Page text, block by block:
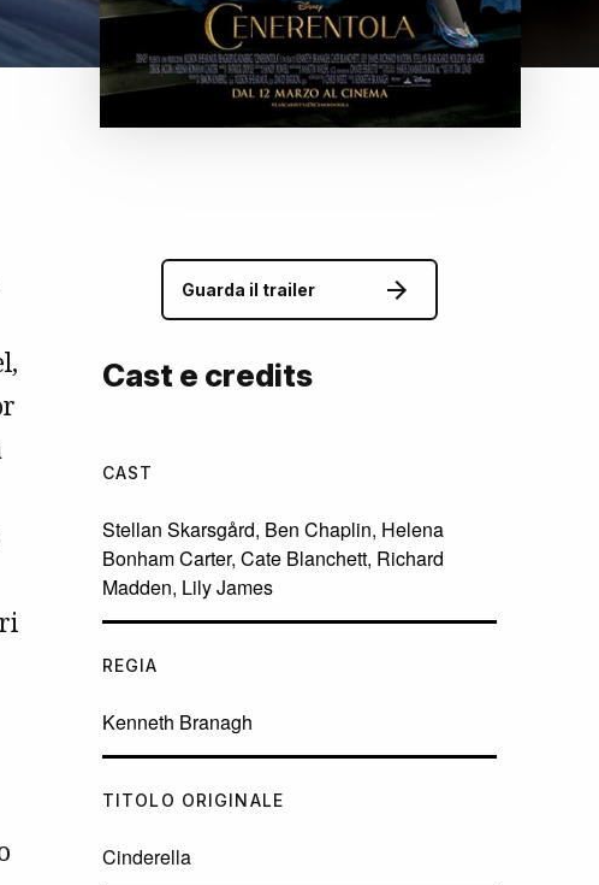
Guarda il trailer
Cast e credits
CAST
Stellan Skarsgård, Ben Chaplin, Helena
Bonham Carter, Cate Blanchett, Richard
Madden, Lily James
REGIA
Kenneth Branagh
TITOLO ORIGINALE
Cinderella